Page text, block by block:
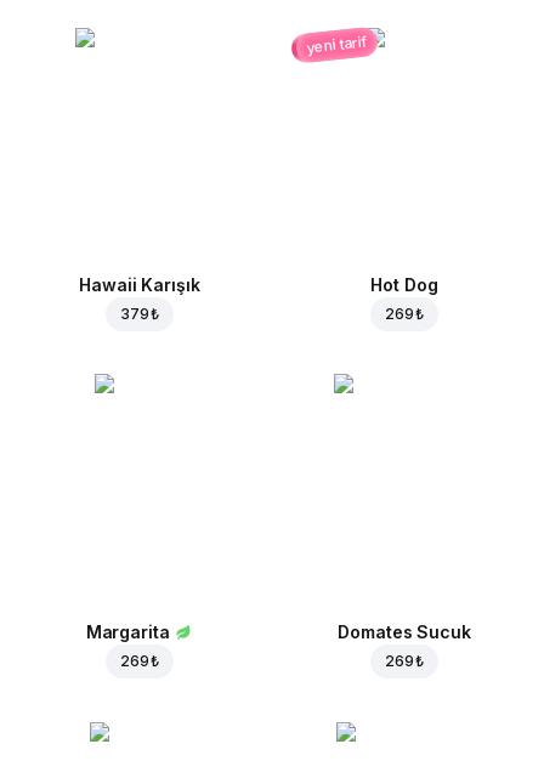
Hawaii Karışık
379 ₺
yeni tarif
Hot Dog
269 ₺
Margarita
269 ₺
Domates Sucuk
269 ₺